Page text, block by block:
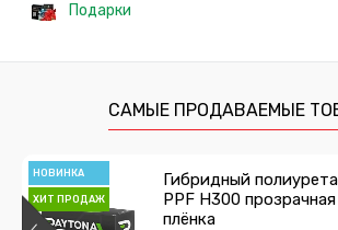
Подарки
САМЫЕ ПРОДАВАЕМЫЕ
НОВИНКА
ХИТ ПРОДАЖ
Гибридный
PPF H300
плёнка